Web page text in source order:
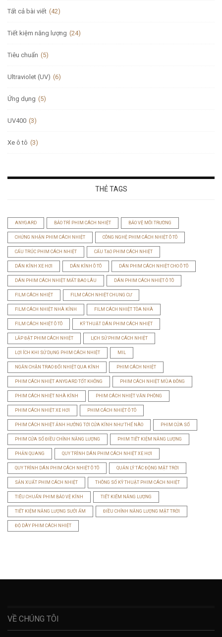
Tất cả bài viết (42)
Tiết kiệm năng lượng (24)
Tiêu chuẩn (5)
Ultraviolet (UV) (6)
Ứng dụng (5)
UV400 (3)
Xe ô tô (3)
THẺ TAGS
ANYGARD BẢO TRÌ PHIM CÁCH NHIỆT BẢO VỆ MÔI TRƯỜNG
CHỨNG NHẬN PHIM CÁCH NHIỆT CÔNG NGHỆ PHIM CÁCH NHIỆT Ô TÔ
CẤU TRÚC PHIM CÁCH NHIỆT CẤU TẠO PHIM CÁCH NHIỆT
DÁN KÍNH XE HƠI DÁN KÍNH Ô TÔ DÁN PHIM CÁCH NHIỆT CHO Ô TÔ
DÁN PHIM CÁCH NHIỆT MẤT BAO LÂU DÁN PHIM CÁCH NHIỆT Ô TÔ
FILM CÁCH NHIỆT FILM CÁCH NHIỆT CHUNG CƯ
FILM CÁCH NHIỆT NHÀ KÍNH FILM CÁCH NHIỆT TÒA NHÀ
FILM CÁCH NHIỆT Ô TÔ KỸ THUẬT DÁN PHIM CÁCH NHIỆT
LẮP ĐẶT PHIM CÁCH NHIỆT LỊCH SỬ PHIM CÁCH NHIỆT
LỢI ÍCH KHI SỬ DỤNG PHIM CÁCH NHIỆT MIL
NGĂN CHẶN TRAO ĐỔI NHIỆT QUA KÍNH PHIM CÁCH NHIỆT
PHIM CÁCH NHIỆT ANYGARD TỐT KHÔNG PHIM CÁCH NHIỆT MÙA ĐÔNG
PHIM CÁCH NHIỆT NHÀ KÍNH PHIM CÁCH NHIỆT VĂN PHÒNG
PHIM CÁCH NHIỆT XE HƠI PHIM CÁCH NHIỆT Ô TÔ
PHIM CÁCH NHIỆT ẢNH HƯỞNG TỚI CỬA KÍNH NHƯ THẾ NÀO PHIM CỬA SỔ
PHIM CỬA SỔ ĐIỀU CHỈNH NĂNG LƯỢNG PHIM TIẾT KIỆM NĂNG LƯỢNG
PHẢN QUANG QUY TRÌNH DÁN PHIM CÁCH NHIỆT XE HƠI
QUY TRÌNH DÁN PHIM CÁCH NHIỆT Ô TÔ QUẢN LÝ TÁC ĐỘNG MẶT TRỜI
SẢN XUẤT PHIM CÁCH NHIỆT THÔNG SỐ KỸ THUẬT PHIM CÁCH NHIỆT
TIÊU CHUẨN PHIM BẢO VỆ KÍNH TIẾT KIẾM NĂNG LƯỢNG
TIẾT KIỆM NĂNG LƯỢNG SƯỞI ẤM ĐIỀU CHỈNH NĂNG LƯỢNG MẶT TRỜI
ĐỘ DÀY PHIM CÁCH NHIỆT
VỀ CHÚNG TÔI